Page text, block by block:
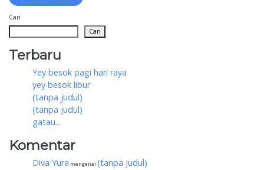
Cari
Cari
Terbaru
Yey besok pagi hari raya
yey besok libur
(tanpa judul)
(tanpa judul)
gatau…
Komentar
Diva Yura mengenai (tanpa judul)